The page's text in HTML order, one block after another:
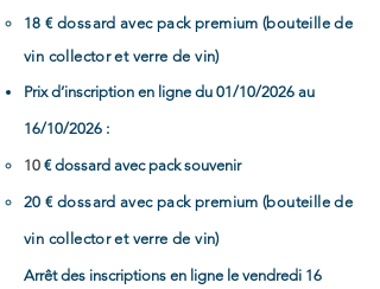
18 € dossard avec pack premium (bouteille de
vin collector et verre de vin)
Prix d’inscription en ligne du 01/10/2026 au
16/10/2026 :
10 € dossard avec pack souvenir
20 € dossard avec pack premium (bouteille de
vin collector et verre de vin)
Arrêt des inscriptions en ligne le vendredi 16